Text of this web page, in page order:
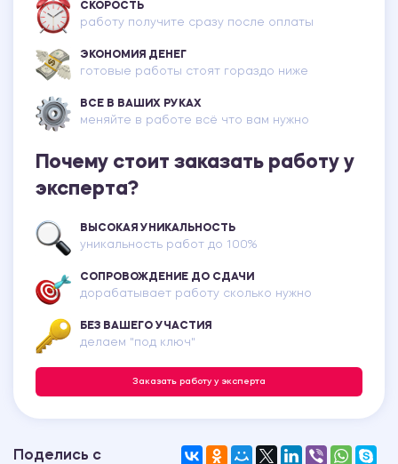
СКОРОСТЬ
работу получите сразу после оплаты
ЭКОНОМИЯ ДЕНЕГ
готовые работы стоят гораздо ниже
ВСЕ В ВАШИХ РУКАХ
меняйте в работе всё что вам нужно
Почему стоит заказать работу у
эксперта?
ВЫСОКАЯ УНИКАЛЬНОСТЬ
уникальность работ до 100%
СОПРОВОЖДЕНИЕ ДО СДАЧИ
дорабатывает работу сколько нужно
БЕЗ ВАШЕГО УЧАСТИЯ
делаем "под ключ"
Заказать работу у эксперта
Поделись с